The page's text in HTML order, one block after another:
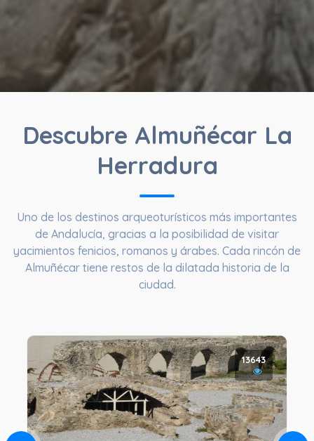
Descubre Almuñécar La
Herradura
Uno de los destinos arqueoturísticos más importantes
de Andalucía, gracias a la posibilidad de visitar
yacimientos fenicios, romanos y árabes. Cada rincón de
Almuñécar tiene restos de la dilatada historia de la
ciudad.
13643